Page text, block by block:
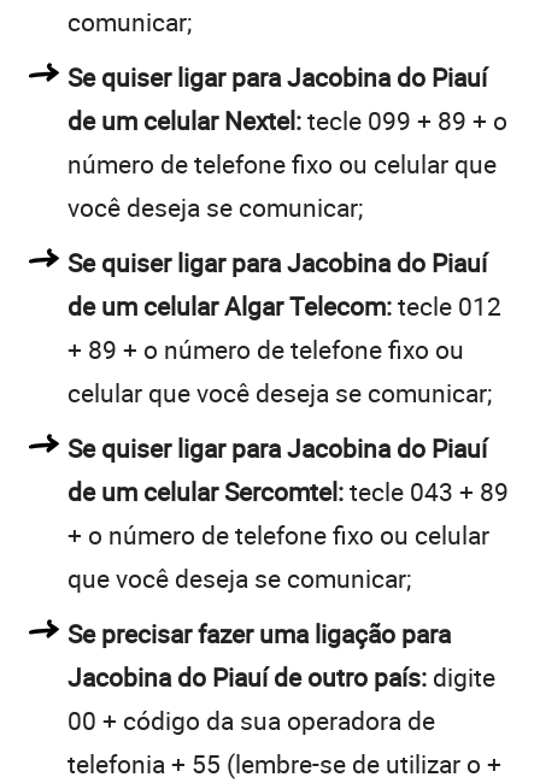
comunicar;
Se quiser ligar para Jacobina do Piauí
de um celular Nextel:tecle 099 + 89 + o
número de telefone fixo ou celular que
você deseja se comunicar;
Se quiser ligar para Jacobina do Piauí
de um celular Algar Telecom:tecle 012
+ 89 + o número de telefone fixo ou
celular que você deseja se comunicar;
Se quiser ligar para Jacobina do Piauí
de um celular Sercomtel:tecle 043 + 89
+ o número de telefone fixo ou celular
que você deseja se comunicar;
Se precisar fazer uma ligação para
Jacobina do Piauí de outro país: digite
00 + código da sua operadora de
telefonia + 55 (lembre-se de utilizar o +